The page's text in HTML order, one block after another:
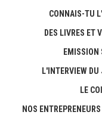
CONNAIS-TU
DES LIVRES ET
EMISSION
L'INTERVIEW DU
LE
NOS